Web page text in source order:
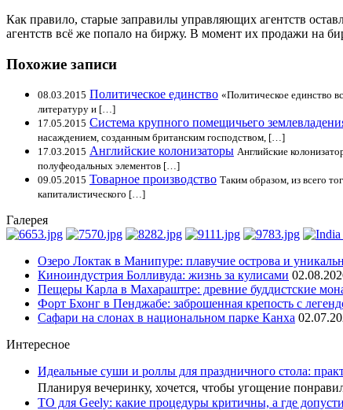
Как правило, старые заправилы управляющих агентств
агентств всё же попало на биржу. В момент их продажи на
Похожие записи
08.03.2015 Политическое единство «Политическое единство
литературу и […]
17.05.2015 Система крупного помещичьего
насаждением, созданным британским господством, […]
17.03.2015 Английские колонизаторы Английские
полуфеодальных элементов […]
09.05.2015 Товарное производство Таким образом, из всего
капиталистического […]
Галерея
Озеро Локтак в Манипуре: плавучие острова и
Киноиндустрия Болливуда: жизнь за кулисами
Пещеры Карла в Махараштре: древние буддистские
Форт Бхонг в Пенджабе: заброшенная крепость с
Сафари на слонах в национальном парке Канха
Интересное
Идеальные суши и роллы для праздничного стола:
Планируя вечеринку, хочется, чтобы угощение
ТО для Geely: какие процедуры критичны, а где